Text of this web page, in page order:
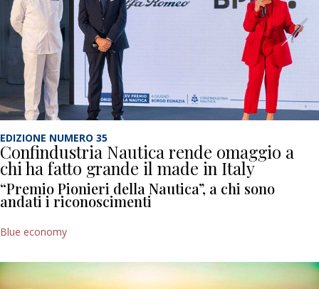
EDIZIONE NUMERO 35
Confindustria Nautica rende omaggio a
chi ha fatto grande il made in Italy
“Premio Pionieri della Nautica”, a chi sono
andati i riconoscimenti
Blue economy